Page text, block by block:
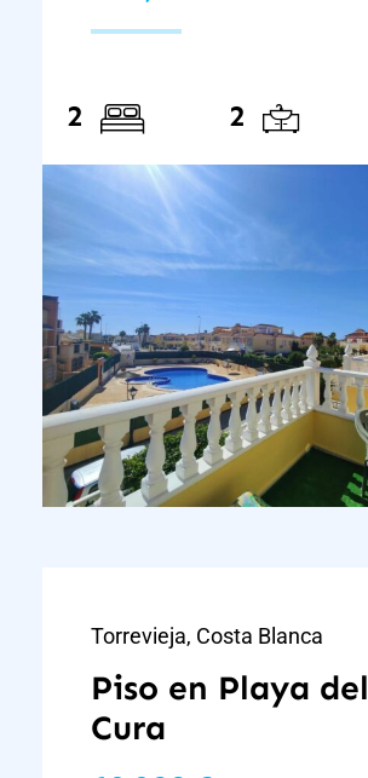
2 2
Torrevieja, Costa Blanca
Piso en Playa del
Cura